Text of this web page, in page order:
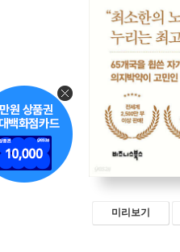
미리보기